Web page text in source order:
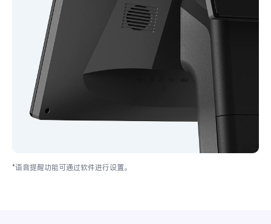
*语音提醒功能可通过软件进行设置。